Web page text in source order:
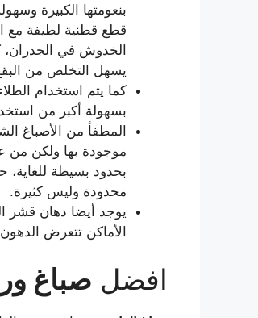
بنعومتها الكبيرة
قطع قطنية لطيفة مع
الخدوش في الجدران،
يسهل التخلص من البقع
كما يتم استخدام
بسهولة أكبر من
المطفأ من الأصباغ
موجودة بها ولكن من
بحدود بسيطة
محدودة وليس كثيرة.
يوجد أيضا دهان قشر
الأماكن تتعرض
افضل صباغ